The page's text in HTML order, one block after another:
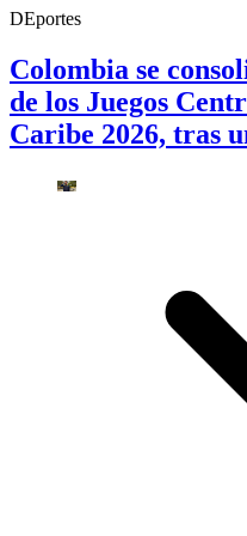
DEportes
Colombia se
de los Juegos
Caribe 2026, tras